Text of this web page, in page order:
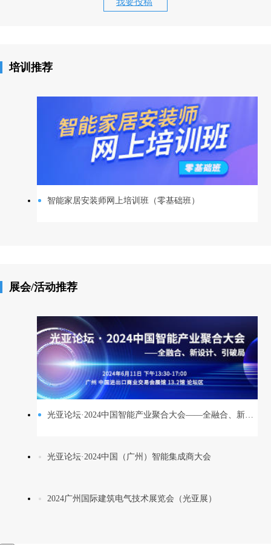
培训推荐
智能家居安装师网上培训班（零基础班）
展会/活动推荐
光亚论坛·2024中国智能产业聚合大会——全融合、新设计、引破局
光亚论坛·2024中国（广州）智能集成商大会
2024广州国际建筑电气技术展览会（光亚展）